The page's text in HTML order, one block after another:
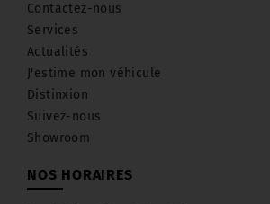
Contactez-nous
Services
Actualités
J'estime mon véhicule
Distinxion
Suivez-nous
Showroom
NOS HORAIRES